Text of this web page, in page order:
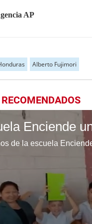
AP
Alberto Fujimori